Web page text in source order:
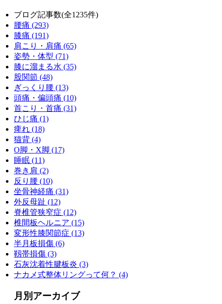
ブログ記事数(全1235件)
腰痛 (293)
膝痛 (191)
肩こり・肩痛 (65)
姿勢・体型 (71)
膝に溜まる水 (35)
股関節 (48)
ぎっくり腰 (13)
頭痛・偏頭痛 (10)
首こり・首痛 (31)
ひじ痛 (1)
痺れ (18)
猫背 (4)
О脚・X脚 (17)
睡眠 (11)
巻き肩 (2)
反り腰 (10)
坐骨神経痛 (31)
外反母趾 (12)
脊椎管狭窄症 (12)
椎間板ヘルニア (15)
変形性膝関節症 (13)
半月板損傷 (6)
靱帯損傷 (3)
石灰沈着性腱板炎 (3)
ナカメ式整体リングって何？ (4)
月別アーカイブ